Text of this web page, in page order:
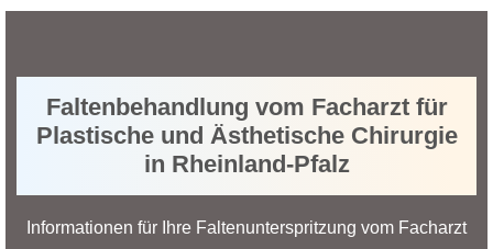
Faltenbehandlung vom Facharzt für
Plastische und Ästhetische Chirurgie
in Rheinland-Pfalz
Informationen für Ihre Faltenunterspritzung vom Facharzt